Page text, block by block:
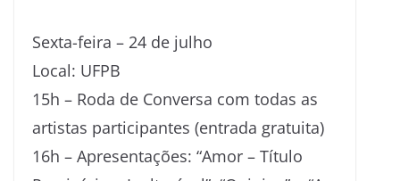
Sexta-feira – 24 de julho
Local: UFPB
15h – Roda de Conversa com todas as
artistas participantes (entrada gratuita)
16h – Apresentações: “Amor – Título